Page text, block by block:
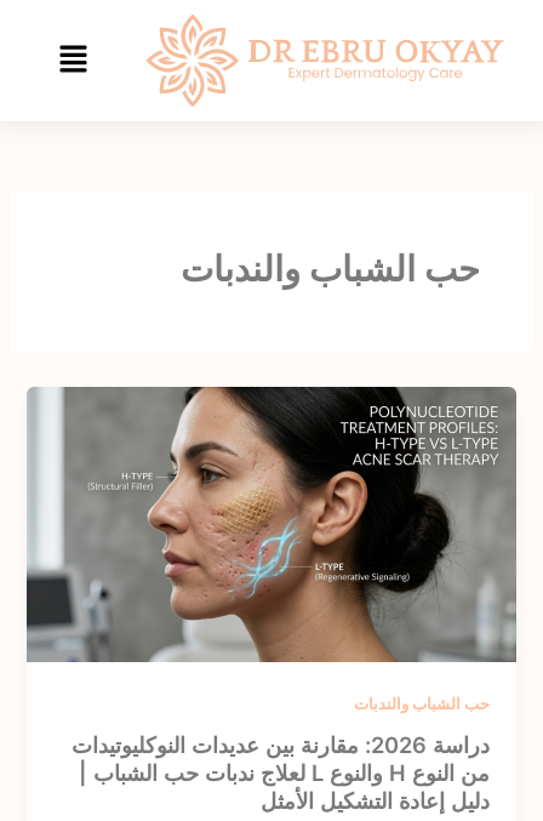
حب الشباب والندبات
حب الشباب والندبات
دراسة 2026: مقارنة بين عديدات النوكليوتيدات
من النوع H والنوع L لعلاج ندبات حب الشباب |
دليل إعادة التشكيل الأمثل